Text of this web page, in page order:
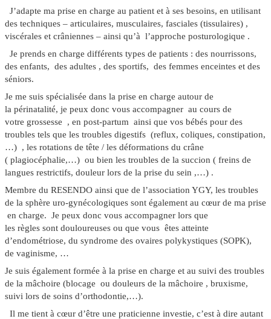
J’adapte ma prise en charge au patient et à ses besoins, en utilisant
des techniques – articulaires, musculaires, fasciales (tissulaires) ,
viscérales et crâniennes – ainsi qu’à l’approche posturologique .
Je prends en charge différents types de patients : des nourrissons,
des enfants, des adultes , des sportifs, des femmes enceintes et des
séniors.
Je me suis spécialisée dans la prise en charge autour de
la périnatalité, je peux donc vous accompagner au cours de
votre grossesse , en post-partum ainsi que vos bébés pour des
troubles tels que les troubles digestifs (reflux, coliques, constipation,
…) , les rotations de tête / les déformations du crâne
( plagiocéphalie,…) ou bien les troubles de la succion ( freins de
langues restrictifs, douleur lors de la prise du sein ,…) .
Membre du RESENDO ainsi que de l’association YGY, les troubles
de la sphère uro-gynécologiques sont également au cœur de ma prise
en charge. Je peux donc vous accompagner lors que
les règles sont douloureuses ou que vous êtes atteinte
d’endométriose, du syndrome des ovaires polykystiques (SOPK),
de vaginisme, …
Je suis également formée à la prise en charge et au suivi des troubles
de la mâchoire (blocage ou douleurs de la mâchoire , bruxisme,
suivi lors de soins d’orthodontie,…).
Il me tient à cœur d’être une praticienne investie, c’est à dire autant